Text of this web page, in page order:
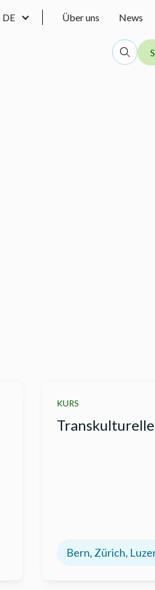
DE Über uns News
KURS
Bern, Zürich,